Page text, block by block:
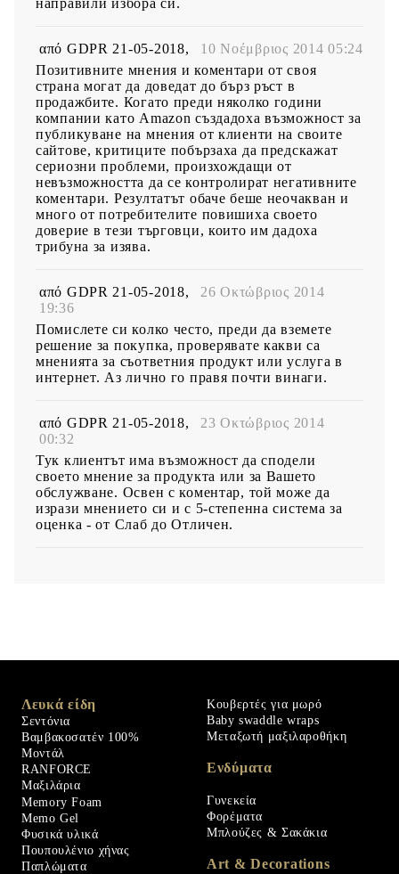
направили избора си.
από GDPR 21-05-2018,
10 Νοέμβριος 2014 05:24
Позитивните мнения и коментари от своя
страна могат да доведат до бърз ръст в
продажбите. Когато преди няколко години
компании като Amazon създадоха възможност за
публикуване на мнения от клиенти на своите
сайтове, критиците побързаха да предскажат
сериозни проблеми, произхождащи от
невъзможността да се контролират негативните
коментари. Резултатът обаче беше неочакван и
много от потребителите повишиха своето
доверие в тези търговци, които им дадоха
трибуна за изява.
από GDPR 21-05-2018,
26 Οκτώβριος 2014
19:36
Помислете си колко често, преди да вземете
решение за покупка, проверявате какви са
мненията за съответния продукт или услуга в
интернет. Аз лично го правя почти винаги.
από GDPR 21-05-2018,
23 Οκτώβριος 2014
00:32
Тук клиентът има възможност да сподели
своето мнение за продукта или за Вашето
обслужване. Освен с коментар, той може да
изрази мнението си и с 5-степенна система за
оценка - от Слаб до Отличен.
Λευκά είδη
Σεντόνια
Βαμβακοσατέν 100%
Μοντάλ
RANFORCE
Μαξιλάρια
Memory Foam
Memo Gel
Φυσικά υλικά
Πουπουλένιο χήνας
Παπλώματα
Κουβερτές για μωρό
Baby swaddle wraps
Μεταξωτή μαξιλαροθήκη
Ενδύματα
Γυνεκεία
Φορέματα
Μπλούζες & Σακάκια
Art & Decorations